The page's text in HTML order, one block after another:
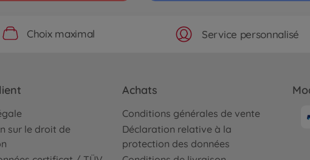
Choix maximal Service personnalisé
sur le droit de
Achats
Conditions générales de vente
Déclaration relative à la
protection des données